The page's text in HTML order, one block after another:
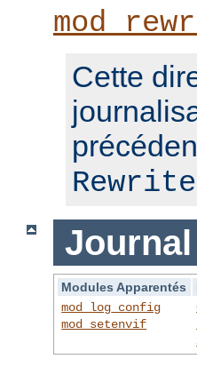
Cette
Modules Apparentés
mod_log_config
mod_setenvif